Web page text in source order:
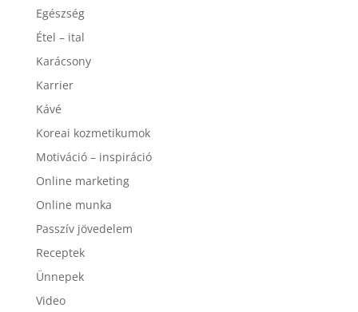
Egészség
Étel – ital
Karácsony
Karrier
Kávé
Koreai kozmetikumok
Motiváció – inspiráció
Online marketing
Online munka
Passzív jövedelem
Receptek
Ünnepek
Video